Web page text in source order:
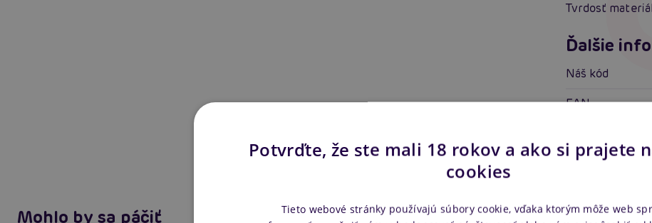
Tvrdosť
Ďalšie
Náš kód
EAN
Mohlo by sa páčiť
Potvrďte, že ste mali 18 rokov a ako si prajete
cookies
Tieto webové stránky používajú súbory cookie, vďaka ktorým môže web